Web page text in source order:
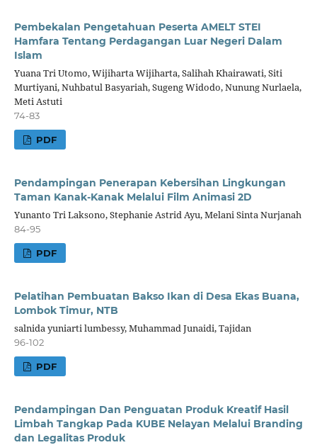
Pembekalan Pengetahuan Peserta AMELT STEI
Hamfara Tentang Perdagangan Luar Negeri Dalam
Islam
Yuana Tri Utomo, Wijiharta Wijiharta, Salihah Khairawati, Siti
Murtiyani, Nuhbatul Basyariah, Sugeng Widodo, Nunung Nurlaela,
Meti Astuti
74-83
PDF
Pendampingan Penerapan Kebersihan Lingkungan
Taman Kanak-Kanak Melalui Film Animasi 2D
Yunanto Tri Laksono, Stephanie Astrid Ayu, Melani Sinta Nurjanah
84-95
PDF
Pelatihan Pembuatan Bakso Ikan di Desa Ekas Buana,
Lombok Timur, NTB
salnida yuniarti lumbessy, Muhammad Junaidi, Tajidan
96-102
PDF
Pendampingan Dan Penguatan Produk Kreatif Hasil
Limbah Tangkap Pada KUBE Nelayan Melalui Branding
dan Legalitas Produk